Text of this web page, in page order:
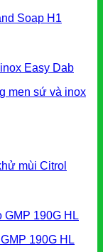
Soap H1
men sứ và inox
mùi Citrol
190G HL